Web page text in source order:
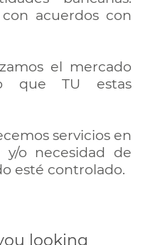
acuerdos con
el mercado
que TU estas
servicios en
o necesidad de
esté controlado.
looking